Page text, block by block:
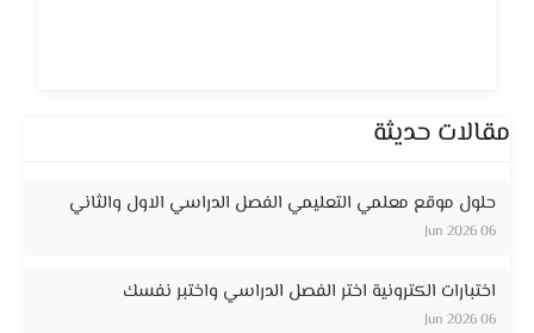
مقالات حديثة
حلول موقع معلمي التعليمي الفصل الدراسي الاول والثاني
06 Jun 2026
اختبارات الكترونية اختر الفصل الدراسي واختبر نفسك
06 Jun 2026